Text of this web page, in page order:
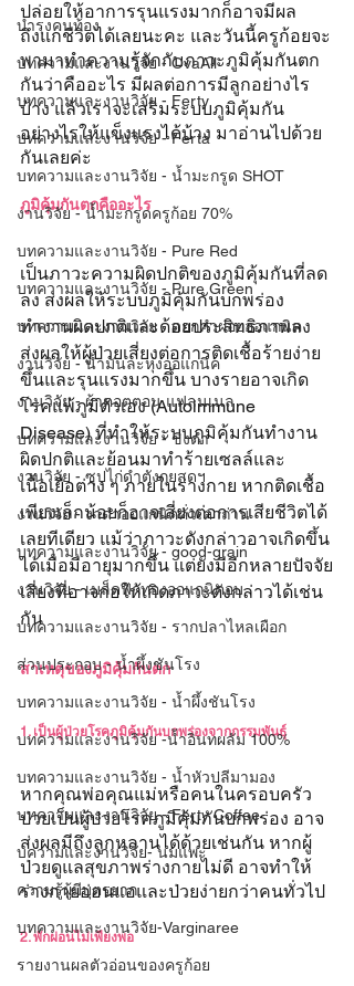
บำรุงคนท้อง
บทความและงานวิจัย - OvaAll
บทความและงานวิจัย - Ferty
บทความและงานวิจัย - Ferta
บทความและงานวิจัย - น้ำมะกรูด SHOT
งานวิจัย - น้ำมะกรูดครูก้อย 70%
บทความและงานวิจัย - Pure Red
บทความและงานวิจัย - Pure Green
บทความและงานวิจัย - ดอกคำฝอยออแกนิค
งานวิจัย - น้ำมันละหุ่งออแกนิค
งานวิจัย - ผ้าคอตตอน แฟลนเนล
บทความและงานวิจัย - ขิงดำ
งานวิจัย - ซุปไก่ดำตังกุยสดฯ
งานวิจัย - งาดำออแกนิคคั่วเตาถ่าน
บทความและงานวิจัย - good-grain
งานวิจัย - เมล็ดฟักทองออแกนิคอบ
บทความและงานวิจัย - รากปลาไหลเผือก
ส่วนประกอบ - น้ำผึ้งชันโรง
บทความและงานวิจัย - น้ำผึ้งชันโรง
บทความและงานวิจัย -น้ำอินทผลัม 100%
บทความและงานวิจัย - น้ำหัวปลีมามอง
บทความและงานวิจัย - Ferty Coffee
บความและงานวิจัย- นมแพะ
ความรู้ผู้มีบุตรยาก
บทความและงานวิจัย-Varginaree
รายงานผลตัวอ่อนของครูก้อย
ปล่อยให้อาการรุนแรงมากก็อาจมีผล
ถึงแก่ชีวิตได้เลยนะคะ และวันนี้ครูก้อยจะ
พามาทำความรู้จักกับภาวะภูมิคุ้มกันตก
กันว่าคืออะไร มีผลต่อการมีลูกอย่างไร
บ้าง แล้วเราจะเสริมระบบภูมิคุ้มกัน
อย่างไรให้แข็งแรงได้บ้าง มาอ่านไปด้วย
กันเลยค่ะ
ภูมิคุ้มกันตกคืออะไร
เป็นภาวะความผิดปกติของภูมิคุ้มกันที่ลด
ลง ส่งผลให้ระบบภูมิคุ้มกันบกพร่อง
ทำงานผิดปกติและด้อยประสิทธิภาพลง
ส่งผลให้ผู้ป่วยเสี่ยงต่อการติดเชื้อร้ายง่าย
ขึ้นและรุนแรงมากขึ้น บางรายอาจเกิด
โรคแพ้ภูมิตัวเอง (Autoimmune
Disease) ที่ทำให้ระบบภูมิคุ้มกันทำงาน
ผิดปกติและย้อนมาทำร้ายเซลล์และ
เนื้อเยื่อต่าง ๆ ภายในร่างกาย หากติดเชื้อ
เพียงเล็กน้อยก็อาจเสี่ยงต่อการเสียชีวิตได้
เลยทีเดียว แม้ว่าภาวะดังกล่าวอาจเกิดขึ้น
ได้เมื่อมีอายุมากขึ้น แต่ยังมีอีกหลายปัจจัย
เสี่ยงที่อาจก่อให้เกิดภาวะดังกล่าวได้เช่น
กัน
สาเหตุของภูมิคุ้มกันตก
1. เป็นผู้ป่วยโรคภูมิคุ้มกันบกพร่องจากกรรมพันธุ์
หากคุณพ่อคุณแม่หรือคนในครอบครัว
ป่วยเป็นผู้ป่วยโรคภูมิคุ้มกันบกพร่อง อาจ
ส่งผลมีถึงลูกหลานได้ด้วยเช่นกัน หากผู้
ป่วยดูแลสุขภาพร่างกายไม่ดี อาจทำให้
ร่างกายอ่อนแอและป่วยง่ายกว่าคนทั่วไป
2. พักผ่อนไม่เพียงพอ